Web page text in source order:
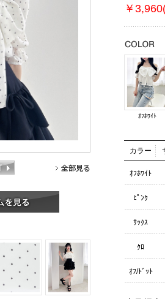
￥
ｵﾌﾎﾜｲﾄ
カラー
ｵﾌﾎﾜｲﾄ
ﾋﾟﾝｸ
ｻｯｸｽ
ｸﾛ
ｵﾌ/ﾄﾞｯﾄ